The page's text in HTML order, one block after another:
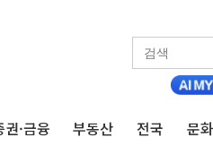
권·금융 부동산 전국 문
급 투입…고수온 양식장 복구·지원 '
항 '산사태 주의보'...경북도, 호우
영길·정청래·김민석 당대표 후보